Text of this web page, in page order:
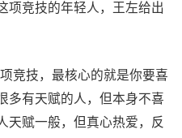
项竞技的年轻人，王左给出
竞技，最核心的就是你要喜
多有天赋的人，但本身不喜
天赋一般，但真心热爱，反